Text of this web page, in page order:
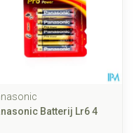
Batterij Lr6 4